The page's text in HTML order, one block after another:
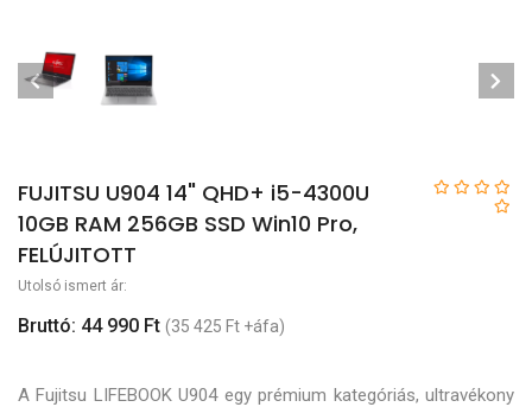
FUJITSU U904 14" QHD+ i5-4300U
10GB RAM 256GB SSD Win10 Pro,
FELÚJITOTT
Utolsó ismert ár:
Bruttó: 44 990 Ft (35 425 Ft +áfa)
A Fujitsu LIFEBOOK U904 egy prémium kategóriás, ultravékony